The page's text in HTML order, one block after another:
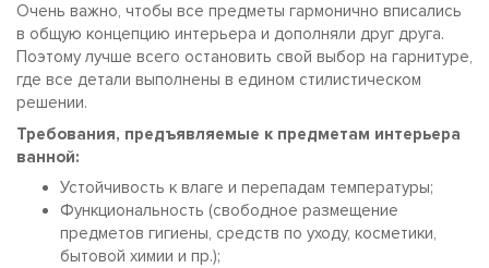
Очень важно, чтобы все предметы гармонично вписались
в общую концепцию интерьера и дополняли друг друга.
Поэтому лучше всего остановить свой выбор на гарнитуре,
где все детали выполнены в едином стилистическом
решении.
Требования, предъявляемые к предметам интерьера
ванной:
Устойчивость к влаге и перепадам температуры;
Функциональность (свободное размещение
предметов гигиены, средств по уходу, косметики,
бытовой химии и пр.);